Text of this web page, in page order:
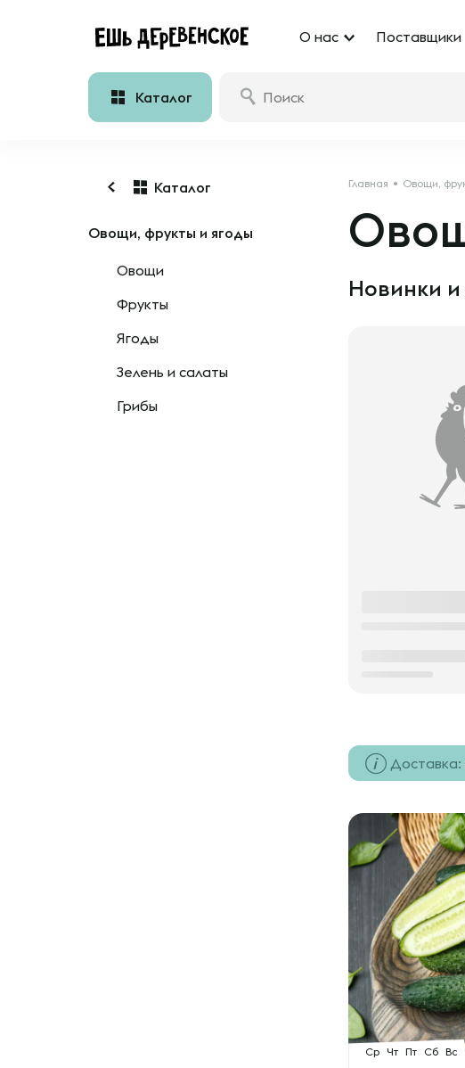
О нас Поставщики
Каталог
Каталог
Овощи, фрукты и ягоды
Овощи
Фрукты
Ягоды
Зелень и салаты
Грибы
Главная Овощи,
Новинки и
Доставка:
Ср Чт Пт Сб Вс